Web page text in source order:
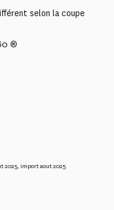
selon la coupe
®
2025, import aout 2025